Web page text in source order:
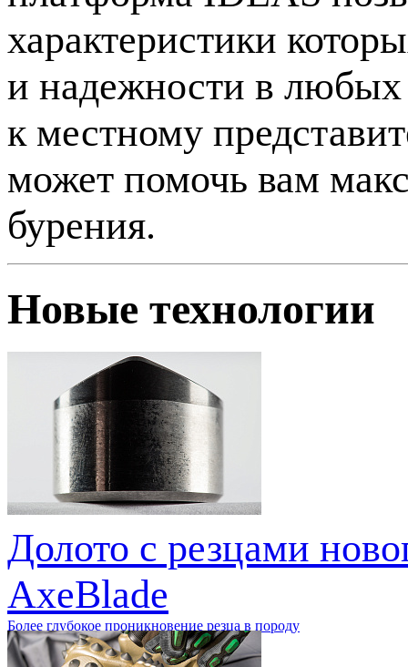
характеристики
и надежности в любых
к местному
может помочь вам
бурения.
Новые технологии
Долото с резцами
AxeBlade
Более глубокое проникновение резца в породу